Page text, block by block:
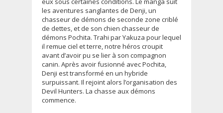
les aventures sanglantes de Denji, un
chasseur de démons de seconde zone criblé
de dettes, et de son chien chasseur de
démons Pochita. Trahi par Yakuza pour lequel
il remue ciel et terre, notre héros croupit
avant d’avoir pu se lier à son compagnon
canin. Après avoir fusionné avec Pochita,
Denji est transformé en un hybride
surpuissant. Il rejoint alors l’organisation des
Devil Hunters. La chasse aux démons
commence.